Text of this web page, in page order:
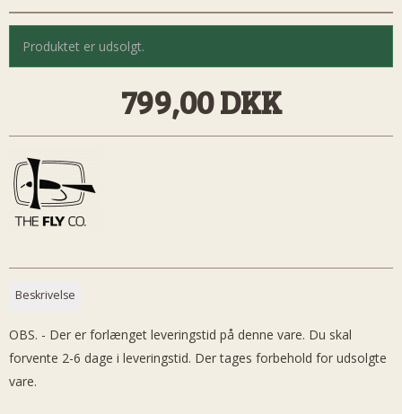
Produktet er udsolgt.
799,00 DKK
Beskrivelse
OBS. - Der er forlænget leveringstid på denne vare. Du skal
forvente 2-6 dage i leveringstid. Der tages forbehold for udsolgte
vare.